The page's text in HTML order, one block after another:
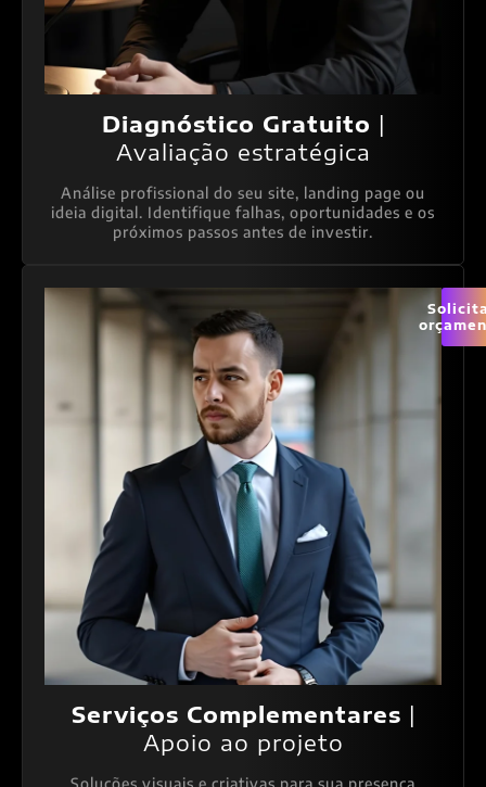
Diagnóstico Gratuito |
Avaliação estratégica
Análise profissional do seu site, landing page ou
ideia digital. Identifique falhas, oportunidades e os
próximos passos antes de investir.
Serviços Complementares |
Apoio ao projeto
Soluções visuais e criativas para sua presença